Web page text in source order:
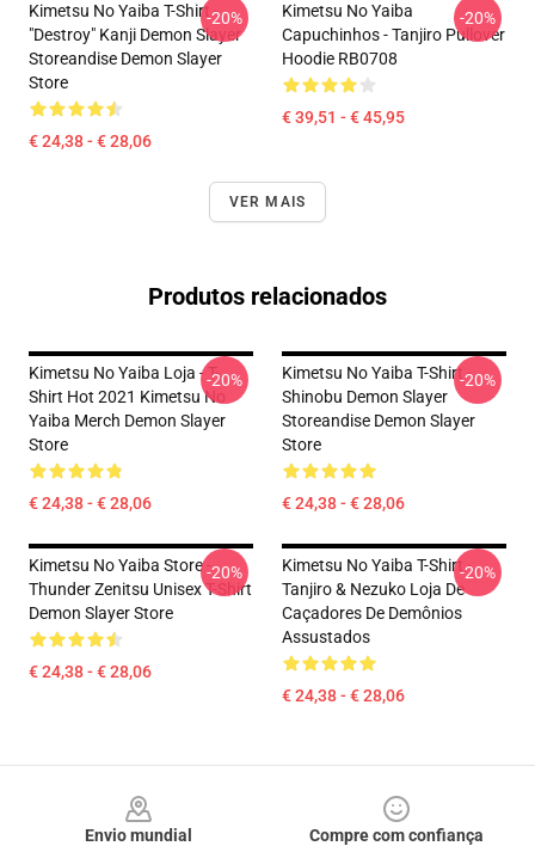
Kimetsu No Yaiba T-Shirt -
"Destroy" Kanji Demon Slayer
Storeandise Demon Slayer
Store
€ 24,38 - € 28,06
-20%
Kimetsu No Yaiba
Capuchinhos - Tanjiro Pullover
Hoodie RB0708
€ 39,51 - € 45,95
-20%
VER MAIS
Produtos relacionados
Kimetsu No Yaiba Loja - T-
Shirt Hot 2021 Kimetsu No
Yaiba Merch Demon Slayer
Store
€ 24,38 - € 28,06
-20%
Kimetsu No Yaiba T-Shirt -
Shinobu Demon Slayer
Storeandise Demon Slayer
Store
€ 24,38 - € 28,06
-20%
Kimetsu No Yaiba Store -
Thunder Zenitsu Unisex T-Shirt
Demon Slayer Store
€ 24,38 - € 28,06
-20%
Kimetsu No Yaiba T-Shirt -
Tanjiro & Nezuko Loja De
Caçadores De Demônios
Assustados
€ 24,38 - € 28,06
-20%
Envio mundial
Compre com confiança